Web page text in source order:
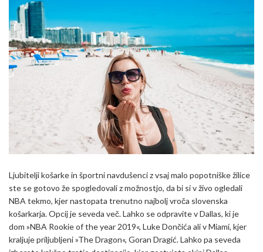
Ljubitelji košarke in športni navdušenci z vsaj malo popotniške žilice
ste se gotovo že spogledovali z možnostjo, da bi si v živo ogledali
NBA tekmo, kjer nastopata trenutno najbolj vroča slovenska
košarkarja. Opcij je seveda več. Lahko se odpravite v Dallas, ki je
dom »NBA Rookie of the year 2019«, Luke Dončića ali v Miami, kjer
kraljuje priljubljeni »The Dragon«, Goran Dragić. Lahko pa seveda